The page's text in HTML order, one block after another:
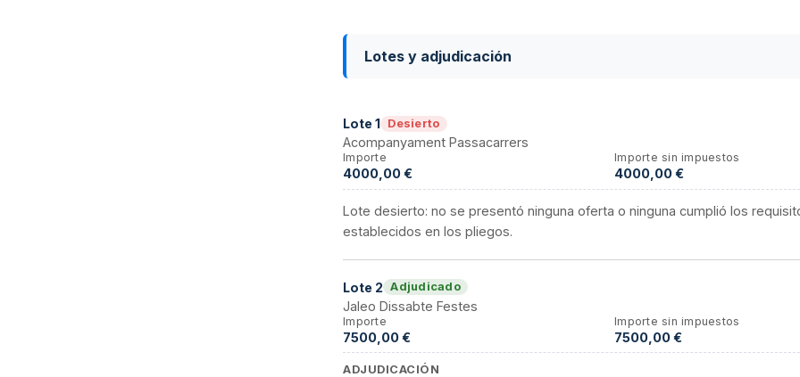
Lotes y adjudicación
Lote1 Desierto
Acompanyament Passacarrers
Importe
4000,00 €
Importe sin impuestos
4000,00 €
Lote desierto: no se presentó ninguna oferta o ninguna cumplió los
establecidos en los pliegos.
Lote 2 Adjudicado
Jaleo Dissabte Festes
Importe
7500,00 €
Importe sin impuestos
7500,00 €
ADJUDICACIÓN